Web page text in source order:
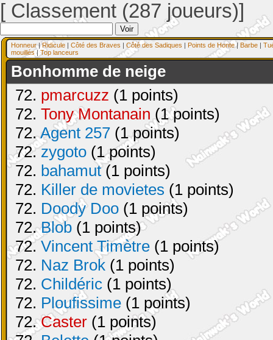
[ Classement (287 joueurs)]
Honneur|Ridicule | Côté des Braves | Côté des Sadiques | Points de Honte| Barbe |
mouillés| Top lanceurs
Bonhomme de neige
72. pmarcuzz (1 points)
72. Tony Montanain (1 points)
72.Agent 257 (1 points)
72.zygoto (1 points)
72. bahamut(1 points)
72. Killer de movietes (1 points)
72. Doody Doo (1 points)
72.Blob (1 points)
72.Vincent Timètre (1 points)
72. Naz Brok (1 points)
72. Childéric (1 points)
72. Ploufissime (1 points)
72.Caster (1 points)